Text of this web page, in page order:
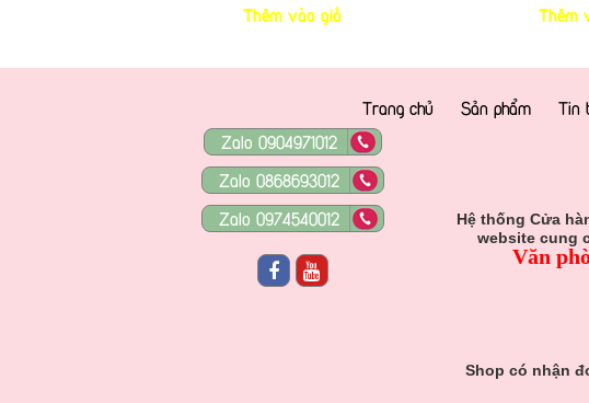
Thêm vào giỏ Thêm
Trang chủ Sản phẩm Tin
Zalo 0904971012
Zalo 0868693012
Zalo 0974540012
Hệ thống Cửa
website cung
Văn
Shop có nhận